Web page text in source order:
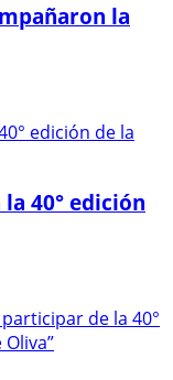
la
40° edición